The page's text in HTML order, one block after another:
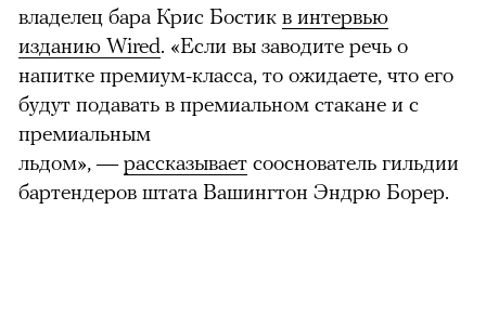
владелец бара Крис Бостик в интервью
изданию Wired. «Если вы заводите речь о
напитке премиум-класса, то ожидаете, что его
будут подавать в премиальном стакане и с
премиальным
льдом»,— рассказывает сооснователь гильдии
бартендеров штата Вашингтон Эндрю Борер.